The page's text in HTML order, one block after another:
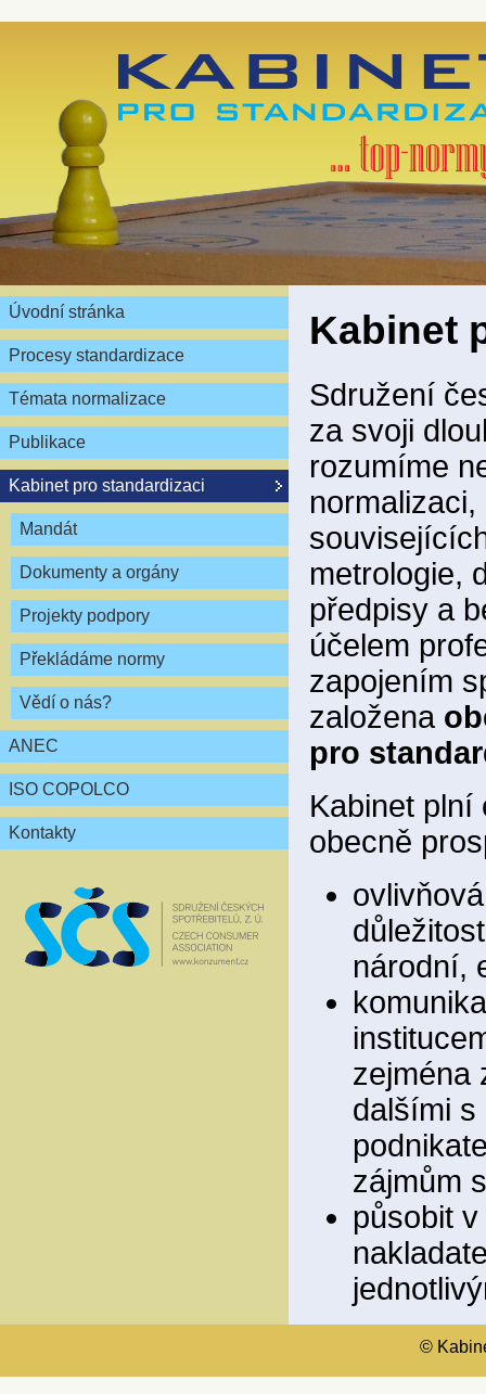
Úvodní stránka
Procesy standardizace
Témata normalizace
Publikace
Kabinet pro standardizaci
Mandát
Dokumenty a orgány
Projekty podpory
Překládáme normy
Vědí o nás?
ANEC
ISO COPOLCO
Kontakty
Kabinet
Sdružení
za svoji
rozumíme
metrologie,
předpisy a
účelem
zapojením
založena
pro
Kabinet plní
obecně
národní,
zejména
dalšími s
zájmům
působit
©